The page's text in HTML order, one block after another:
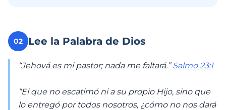
02 Lee la Palabra de Dios
“Jehová es mi pastor; nada me faltará.”Salmo 23:1
“El que no escatimó ni a su propio Hijo, sino que
lo entregó por todos nosotros, ¿cómo no nos dará